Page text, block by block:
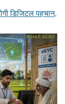
डिजिटल पहचान,